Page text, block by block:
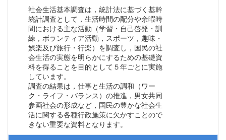
社会生活基本調査は，統計法に基づく基幹
統計調査として，生活時間の配分や余暇時
間における主な活動（学習・自己啓発・訓
練，ボランティア活動，スポーツ，趣味・
娯楽及び旅行・行楽）を調査し，国民の社
会生活の実態を明らかにするための基礎資
料を得ることを目的として５年ごとに実施
しています。
調査の結果は，仕事と生活の調和（ワー
ク・ライフ・バランス）の推進，男女共同
参画社会の形成など，国民の豊かな社会生
活に関する各種行政施策に欠かすことので
きない重要な資料となります。